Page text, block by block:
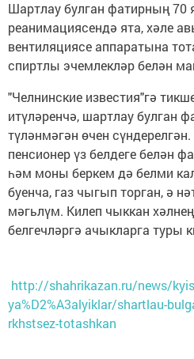
Шартлау булган фатирның
реанимациясендә ята, хәле
вентиляциясе аппаратына
спиртлы эчемлекләр белән
"Челнинские известия"гә
итүләренчә, шартлау булган
түләнмәгән өчен
пенсионер үз белдеге белән
һәм моны беркем дә белми
буенча, газ чыгып торган, ә
мәгьлүм. Килеп чыккан
белгечләргә ачыкларга туры
http://shahrikazan.ru/news/
ya%D2%A3alyiklar/shartlau-
rkhstsez-totashkan